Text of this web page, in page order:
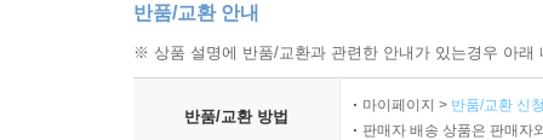
반품/교환 안내
※ 상품 설명에 반품/교환과 관련한 안내가 있는경우 아
반품/교환 방법
마이페이지 > 반품/교환 신
판매자 배송 상품은 판매자